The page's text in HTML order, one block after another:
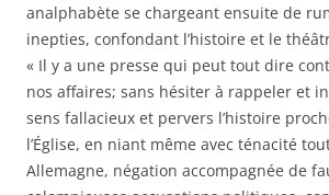
analphabète se chargeant ensuite de
inepties, confondant l’histoire et le
« Il y a une presse qui peut tout dire
nos affaires; sans hésiter à rappeler et
sens fallacieux et pervers l’histoire
l’Église, en niant même avec ténacité
Allemagne, négation accompagnée de